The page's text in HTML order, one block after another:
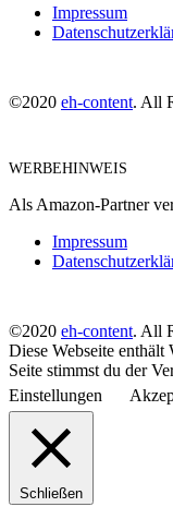
Impressum
©2020 eh-content. All
WERBEHINWEIS
Als Amazon-Partner
Impressum
©2020 eh-content. All
Diese Webseite
Seite stimmst du der
Einstellungen
Schließen